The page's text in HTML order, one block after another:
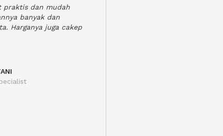
praktis dan mudah
banyak dan
Harganya juga cakep